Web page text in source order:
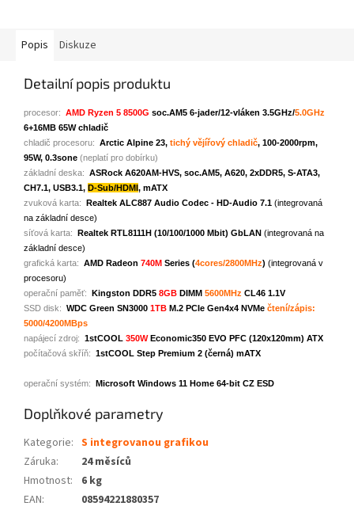
Popis Diskuze
Detailní popis produktu
procesor: AMD Ryzen 5 8500G soc.AM5 6-jader/12-vláken 3.5GHz/5.0GHz
6+16MB 65W chladič
chladič procesoru: Arctic Alpine 23, tichý vějířový chladič, 100-2000rpm,
95W, 0.3sone (neplatí pro dobírku)
základní deska: ASRock A620AM-HVS, soc.AM5, A620, 2xDDR5, S-ATA3,
CH7.1, USB3.1, D-Sub/HDMI, mATX
zvuková karta: Realtek ALC887 Audio Codec - HD-Audio 7.1 (integrovaná
na základní desce)
síťová karta: Realtek RTL8111H (10/100/1000 Mbit) GbLAN (integrovaná na
základní desce)
grafická karta: AMD Radeon 740M Series (4cores/2800MHz) (integrovaná v
procesoru)
operační paměť: Kingston DDR5 8GB DIMM 5600MHz CL46 1.1V
SSD disk: WDC Green SN3000 1TB M.2 PCIe Gen4x4 NVMe čtení/zápis:
5000/4200MBps
napájecí zdroj: 1stCOOL 350WEconomic350 EVO PFC (120x120mm) ATX
počítačová skříň: 1stCOOL Step Premium 2 (černá) mATX
operační systém: Microsoft Windows 11 Home 64-bit CZ ESD
Doplňkové parametry
Kategorie: S integrovanou grafikou
Záruka:
24 měsíců
Hmotnost:
6 kg
EAN:
08594221880357